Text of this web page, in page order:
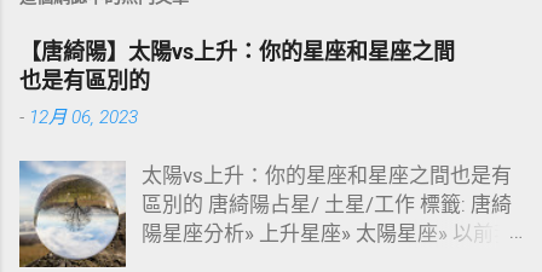
【唐綺陽】太陽vs上升：你的星座和星座之間
也是有區別的
- 12月 06, 2023
太陽vs上升：你的星座和星座之間也是有
區別的 唐綺陽占星/ 土星/工作 標籤: 唐綺
陽星座分析» 上升星座» 太陽星座» 以前我